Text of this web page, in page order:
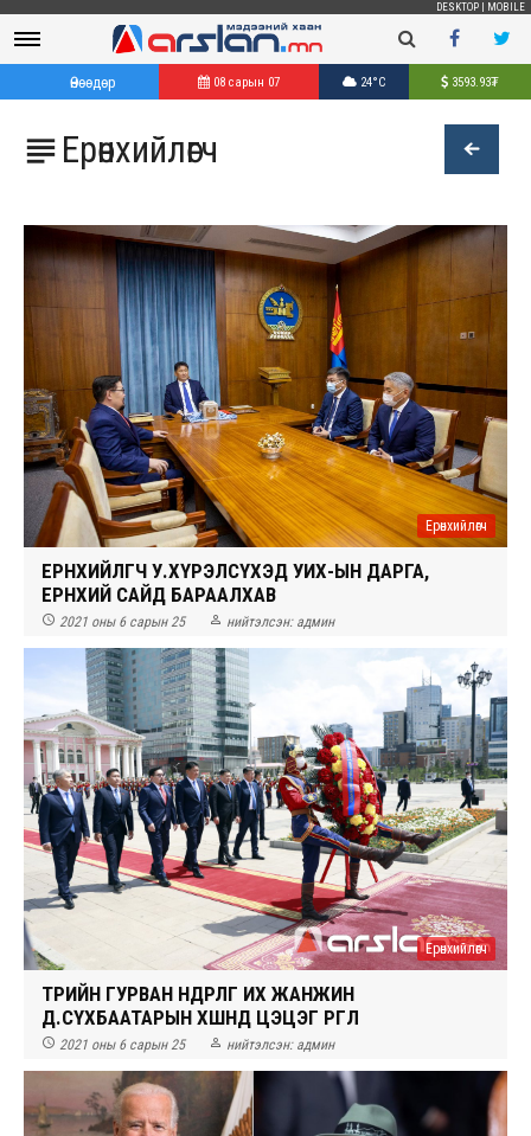
DESKTOP MOBILE
Өнөөдөр 08 сарын 07 24°C 3593.93₮
 Ерөнхийлөгч
Ерөнхийлөгч
ЕРӨНХИЙЛӨГЧ У.ХҮРЭЛСҮХЭД УИХ-ЫН ДАРГА,
ЕРӨНХИЙ САЙД БАРААЛХАВ
 2021 оны 6 сарын 25  нийтэлсэн: админ
Ерөнхийлөгч
ТӨРИЙН ГУРВАН ӨНДӨРЛӨГ ИХ ЖАНЖИН
Д.СҮХБААТАРЫН ХӨШӨӨНД ЦЭЦЭГ ӨРГӨЛӨӨ
 2021 оны 6 сарын 25  нийтэлсэн: админ